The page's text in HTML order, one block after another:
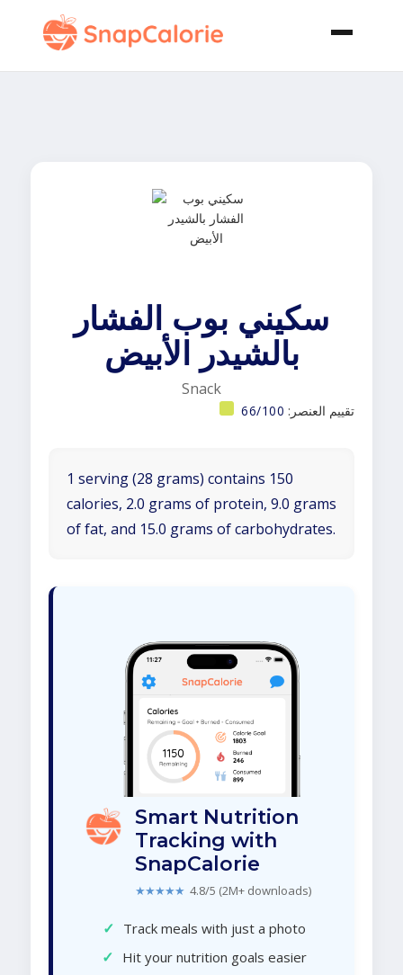
سكيني بوب الفشار
بالشيدر الأبيض
Snack
تقييم العنصر: 66/100
1 serving (28 grams) contains 150
calories, 2.0 grams of protein, 9.0 grams
of fat, and 15.0 grams of carbohydrates.
Smart Nutrition
Tracking with
SnapCalorie
★★★★★ 4.8/5 (2M+ downloads)
✓ Track meals with just a photo
✓ Hit your nutrition goals easier